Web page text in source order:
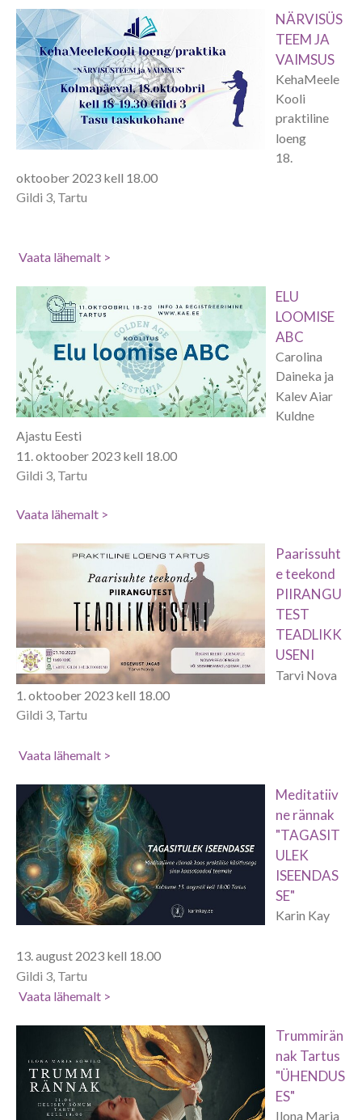
NÄRVISÜS
TEEM JA
VAIMSUS
KehaMeele
Kooli
praktiline
loeng
18.
oktoober 2023 kell 18.00
Gildi 3, Tartu
Vaata lähemalt >
ELU
LOOMISE
ABC
Carolina
Daineka ja
Kalev Aiar
Kuldne
Ajastu Eesti
11. oktoober 2023 kell 18.00
Gildi 3, Tartu
Vaata lähemalt >
Paarissuht
e teekond
PIIRANGU
TEST
TEADLIKK
USENI
Tarvi Nova
1. oktoober 2023 kell 18.00
Gildi 3, Tartu
Vaata lähemalt >
Meditatiiv
ne rännak
"TAGASIT
ULEK
ISEENDAS
SE"
Karin Kay
13. august 2023 kell 18.00
Gildi 3, Tartu
Vaata lähemalt >
Trummirän
nak Tartus
"ÜHENDUS
ES"
Ilona Maria